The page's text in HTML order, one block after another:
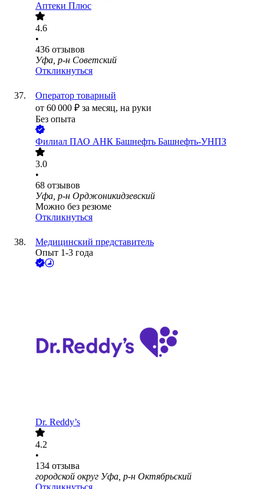
Аптеки Плюс
4.6
•
436 отзывов
Уфа, р-н Советский
Откликнуться
Оператор товарный
от 60 000 ₽ за месяц, на руки
Без опыта
Филиал ПАО АНК Башнефть Башнефть-УНПЗ
3.0
•
68 отзывов
Уфа, р-н Орджоникидзевский
Можно без резюме
Откликнуться
Медицинский представитель
Опыт 1-3 года
Dr. Reddy’s
4.2
•
134 отзыва
городской округ Уфа, р-н Октябрьский